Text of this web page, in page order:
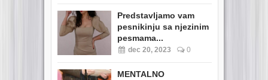
Predstavljamo vam
pesnikinju sa njezinim
pesmama...
dec 20, 2023 0
MENTALNO